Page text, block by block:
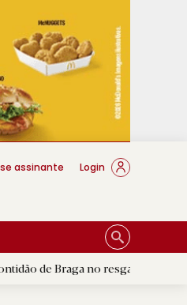
assinante Login
no resgate animal |